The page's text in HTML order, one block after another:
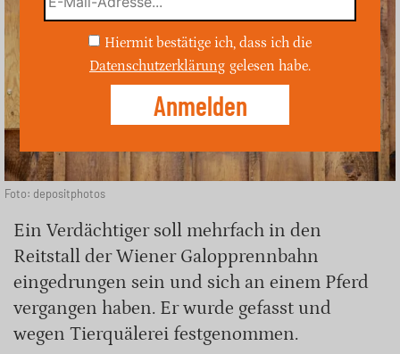
Foto: depositphotos
Ein Verdächtiger soll mehrfach in den
Reitstall der Wiener Galopprennbahn
eingedrungen sein und sich an einem Pferd
vergangen haben. Er wurde gefasst und
wegen Tierquälerei festgenommen.
Hiermit bestätige ich, dass ich die
Datenschutzerklärung gelesen habe.